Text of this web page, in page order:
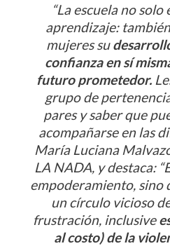
“La escuela no solo
aprendizaje:
mujeres su
confianza en sí
futuro prometedor.
grupo de
pares y saber que
acompañarse en las
María Luciana
LA NADA, y destaca:
empoderamiento, sino
un círculo vicioso
frustración, inclusive
al costo) de la